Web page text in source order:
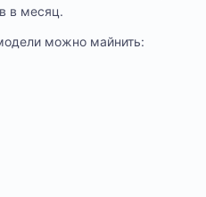
в месяц.
можно майнить: